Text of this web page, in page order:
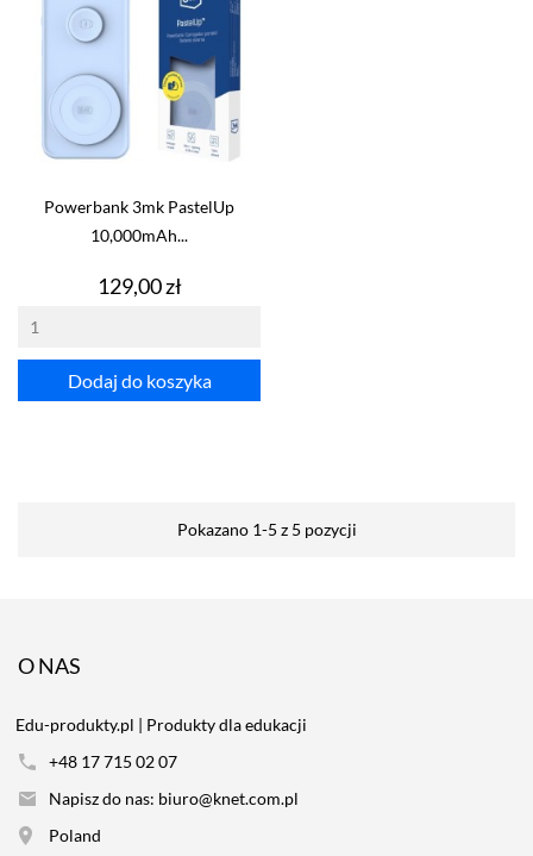
Powerbank 3mk PastelUp
10,000mAh...
Cena
129,00 zł
Dodaj do koszyka
Pokazano 1-5 z 5 pozycji
O NAS
Edu-produkty.pl | Produkty dla edukacji
+48 17 715 02 07
Napisz do nas: biuro@knet.com.pl
Poland